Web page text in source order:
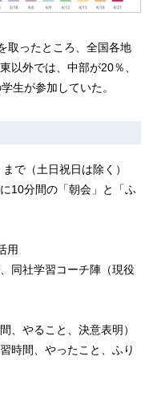
取ったところ、全国各地
以外では、中部が20％、
生が参加していた。
で（土日祝日は除く）
10分間の「朝会」と「ふ
用
同社学習コーチ陣（現役
、やること、決意表明）
時間、やったこと、ふり